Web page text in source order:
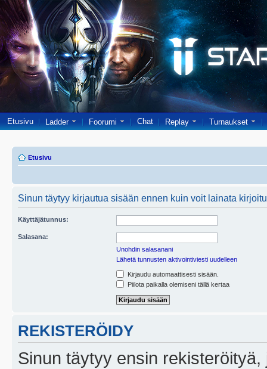
Etusivu Ladder Foorumi Chat Replay Turnaukset
Etusivu
Sinun täytyy kirjautua sisään ennen kuin voit lainata
Käyttäjätunnus:
Salasana:
Unohdin salasanani
Lähetä tunnusten aktivointiviesti uudelleen
Kirjaudu automaattisesti sisään.
Piilota paikalla olemiseni tällä kertaa
REKISTERÖIDY
Sinun täytyy ensin